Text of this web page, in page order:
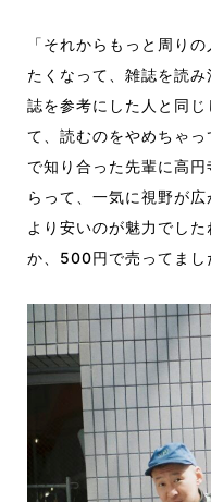
「それからもっと周り
たくなって、雑誌を読
誌を参考にした人と同
て、読むのをやめちゃ
で知り合った先輩に高
らって、一気に視野が
より安いのが魅力でし
か、500円で売ってまし